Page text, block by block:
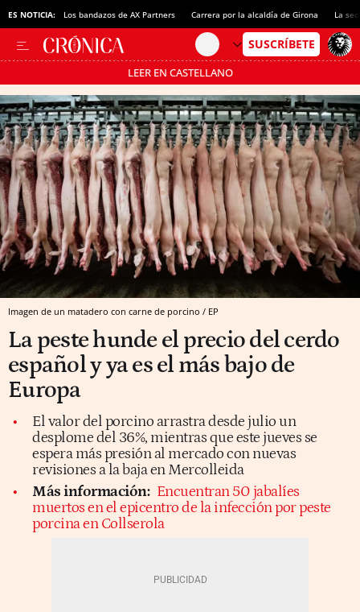
ES NOTICIA: Los bandazos de AX Partners Carrera por la alcaldía de Girona La
LEER EN CASTELLANO
Pásate al MODO AHORRO
Imagen de un matadero con carne de porcino / EP
La peste hunde el precio del cerdo
español y ya es el más bajo de
Europa
El valor del porcino arrastra desde julio un
desplome del 36%, mientras que este jueves se
espera más presión al mercado con nuevas
revisiones a la baja en Mercolleida
Más información: Encuentran 50 jabalíes
muertos en el epicentro de la infección por peste
porcina en Collserola